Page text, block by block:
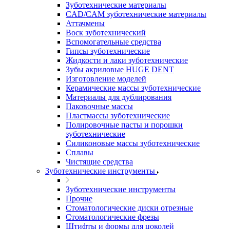
Зуботехнические материалы
CAD/CAM зуботехнические материалы
Аттачмены
Воск зуботехнический
Вспомогательные средства
Гипсы зуботехнические
Жидкости и лаки зуботехнические
Зубы акриловые HUGE DENT
Изготовление моделей
Керамические массы зуботехнические
Материалы для дублирования
Паковочные массы
Пластмассы зуботехнические
Полировочные пасты и порошки
зуботехнические
Силиконовые массы зуботехнические
Сплавы
Чистящие средства
Зуботехнические инструменты
Зуботехнические инструменты
Прочие
Стоматологические диски отрезные
Стоматологические фрезы
Штифты и формы для цоколей